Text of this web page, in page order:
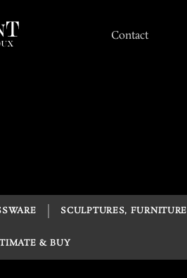
Contact
SCULPTURES,
& BUY